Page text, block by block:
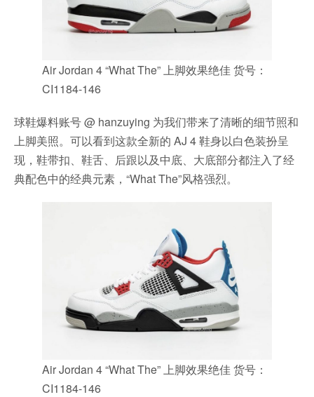
Air Jordan 4 “What The” 上脚效果绝佳 货号：
CI1184-146
球鞋爆料账号 @ hanzuying 为我们带来了清晰的细节照和
上脚美照。可以看到这款全新的 AJ 4 鞋身以白色装扮呈
现，鞋带扣、鞋舌、后跟以及中底、大底部分都注入了经
典配色中的经典元素，“What The”风格强烈。
Air Jordan 4 “What The” 上脚效果绝佳 货号：
CI1184-146